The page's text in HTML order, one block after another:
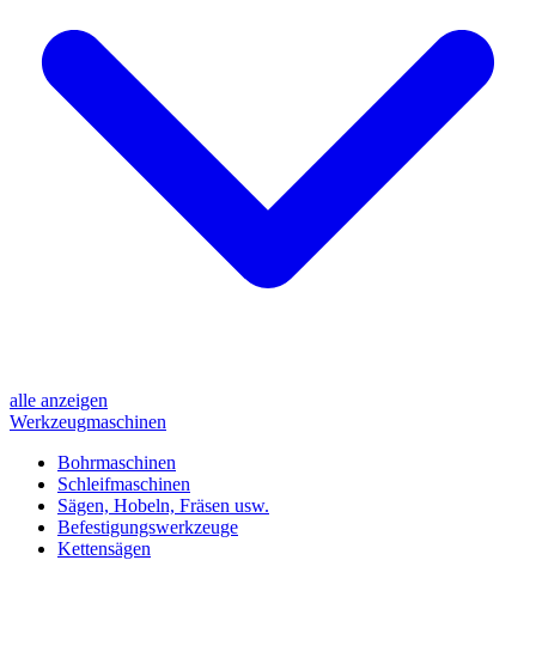
alle anzeigen
Werkzeugmaschinen
Bohrmaschinen
Schleifmaschinen
Sägen, Hobeln, Fräsen usw.
Befestigungswerkzeuge
Kettensägen